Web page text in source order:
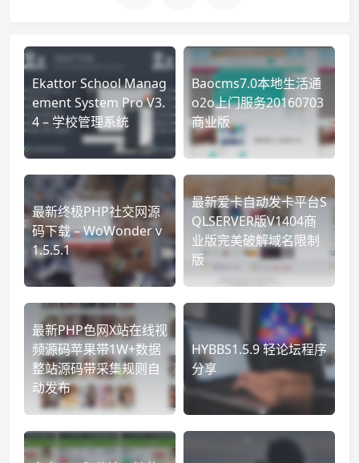
Ekattor School Manag
ement System Pro V3.
4 – 学校管理系统
Baocms7.0本地生活通
o2o上门服务20160703
商业版
最新终极PHP社交网源
码下载 – WoWonder v
1.5.5.1
最新爱卡自动发卡平台S
QLSERVER版V1404商
业版完美破解域名限制
版
最新PHP色网X站在线视
频源码苹果带1W+数据
整站源码带采集规则自
动发布
HYBBS1.5.9 轻论坛程序
分享